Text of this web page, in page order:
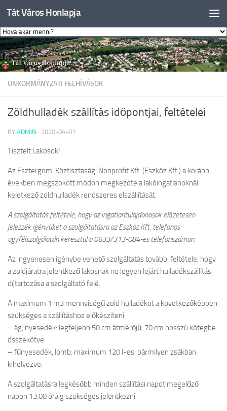
Skip to content
Tát Város Honlapja
ÖNKORMÁNYZATI FELHÍVÁSOK
Zöldhulladék szállítás időpontjai, feltételei
BY ADMIN · 2020-04-01
Tisztelt Lakosok!
Az Esztergomi Köztisztasági Nonprofit Kft. (Eszköz Kft.) a korábbi
években megszokott módon megkezdte a lakóingatlanoknál
keletkező zöldhulladék rendszeres elszállítását.
A szolgáltatás feltétele, hogy az ingatlantulajdonosok előzetesen
jelezzék igényüket a szolgáltatásra az Eszköz Kft. telefonos
ügyfélszolgálatán keresztül a 0633/313-084-es telefonszámon.
Az ingyenesen igénybe vehető szolgáltatás további feltétele, hogy
a zöldjáratra jelentkező lakosnak ne legyen lejárt hulladékszállítási
díjtartozása a szolgáltató felé.
A maximum 1 m3 mennyiségű zöld hulladékot a következőképpen
szükséges a szállításhoz előkészíteni:
– ág, nyesedék: legfeljebb 50 cm átmérőjű, 70 cm hosszú kötegbe
összekötve
– fűnyesedék, lomb: maximum 120 l-es, bármilyen zsákban
kihelyezve.
A szolgáltatásra legkésőbb minden szállítási napot megelőző
napon 13.00 óráig szükséges jelentkezni.